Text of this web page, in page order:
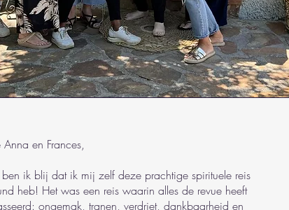
Anna en Frances,
ik blij dat ik mij zelf deze prachtige spirituele reis
heb! Het was een reis waarin alles de revue heeft
ongemak, tranen, verdriet, dankbaarheid en